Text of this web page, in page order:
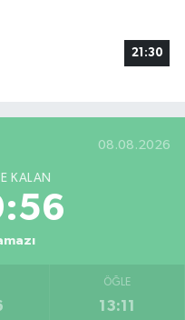
21:30
08.08.2026
KALAN
ÖĞLE
13:11